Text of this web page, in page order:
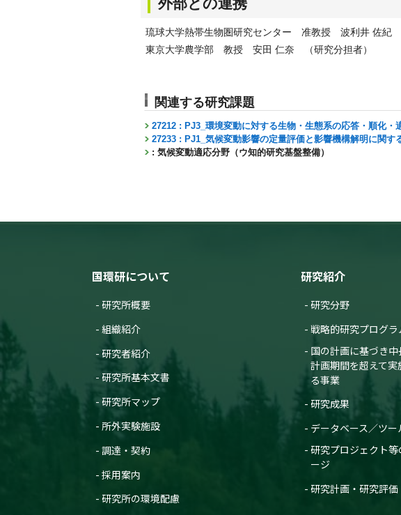
琉球大学熱帯生物圏研究センター 准教授 波利井 佐紀
東京大学農学部 教授 安田 仁奈 （研究分担者）
関連する研究課題
27212 : PJ3_環境変動に対する生物・生態系の応答・順化・
27233 : PJ1_気候変動影響の定量評価と影響機構解明に関す
: 気候変動適応分野（ウ知的研究基盤整備）
国環研について
研究所概要
組織紹介
研究者紹介
研究所基本文書
研究所マップ
所外実験施設
調達・契約
採用案内
研究所の環境配慮
研究紹介
研究分野
戦略的研究プログラ
国の計画に基づき中
計画期間を超えて実
る事業
研究成果
データベース／ツー
研究プロジェクト等
ージ
研究計画・研究評価